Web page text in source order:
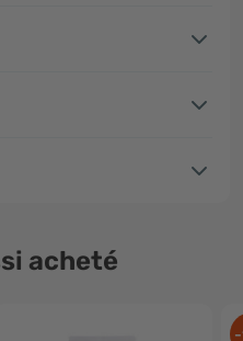
acheté